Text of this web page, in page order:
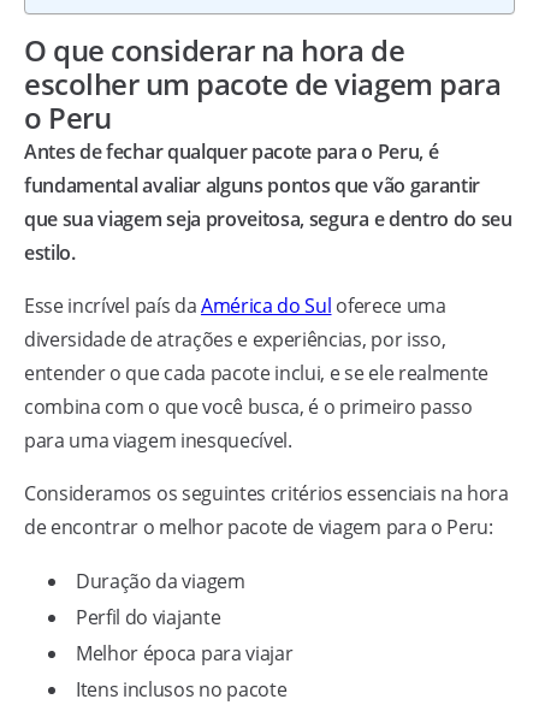
O que considerar na hora de
escolher um pacote de viagem para
o Peru
Antes de fechar qualquer pacote para o Peru, é
fundamental avaliar alguns pontos que vão garantir
que sua viagem seja proveitosa, segura e dentro do seu
estilo.
Esse incrível país daAmérica do Sul oferece uma
diversidade de atrações e experiências, por isso,
entender o que cada pacote inclui, e se ele realmente
combina com o que você busca, é o primeiro passo
para uma viagem inesquecível.
Consideramos os seguintes critérios essenciais na hora
de encontrar o melhor pacote de viagem para o Peru:
Duração da viagem
Perfil do viajante
Melhor época para viajar
Itens inclusos no pacote